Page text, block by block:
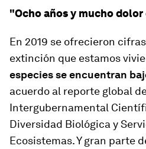
"Ocho años y mucho
En 2019 se ofrecieron
extinción que estamos
especies se encuentran
acuerdo al reporte global
Intergubernamental
Diversidad Biológica y
Ecosistemas. Y gran parte